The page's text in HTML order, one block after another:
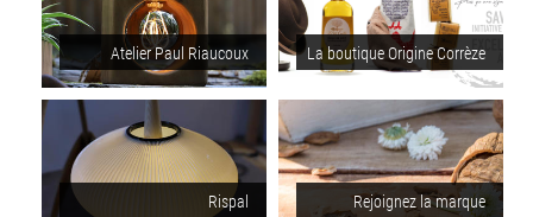
Atelier Paul Riaucoux La boutique Origine Corrèze
Rispal Rejoignez la marque